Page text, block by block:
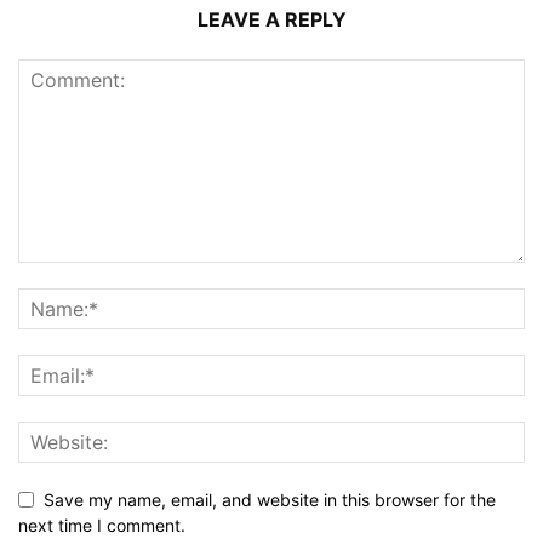
LEAVE A REPLY
Save my name, email, and website in this browser for the
next time I comment.